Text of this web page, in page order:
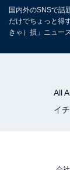
国内外のSNSで話
だけでちょっと得
きゃ）損」ニュー
All
イ